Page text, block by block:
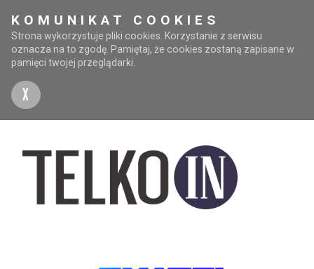
KOMUNIKAT COOKIES
Strona wykorzystuje pliki cookies. Korzystanie z serwisu
oznacza na to zgodę. Pamiętaj, że cookies zostaną zapisane w
pamięci twojej przeglądarki.
X